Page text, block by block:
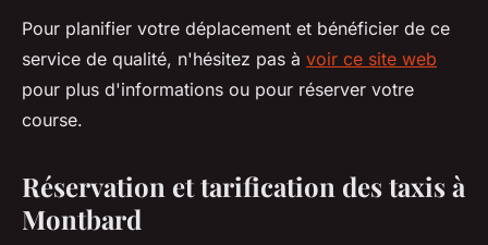
Pour planifier votre déplacement et bénéficier de ce
service de qualité, n'hésitez pas à voir ce site web
pour plus d'informations ou pour réserver votre
course.
Réservation et tarification des taxis à
Montbard